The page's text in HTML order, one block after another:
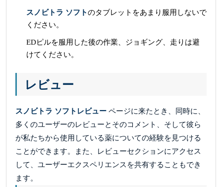
スノビトラ ソフトのタブレットをあまり服用しないで
ください。
EDピルを服用した後の作業、ジョギング、走りは避
けてください。
レビュー
スノビトラ ソフトレビュー ページに来たとき、同時に、
多くのユーザーのレビューとそのコメント、そして彼ら
が私たちから使用している薬についての経験を見つける
ことができます。また、レビューセクションにアクセス
して、ユーザーエクスペリエンスを共有することもでき
ます。